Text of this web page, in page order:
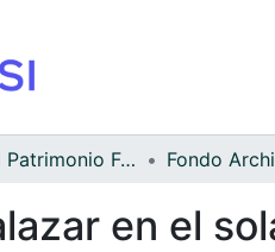
Archivo del Patrimonio Fotográfico y Fílmico del Valle del Cauca
en el